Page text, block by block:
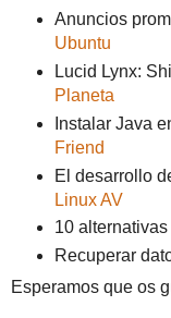
Anuncios
Ubuntu
Lucid Lynx:
Planeta
Instalar Java
Friend
El desarrollo
Linux AV
10
Recuperar
Esperamos que os